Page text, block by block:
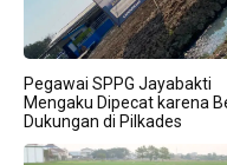
Pegawai SPPG Jayabakti
Mengaku Dipecat karena
Dukungan di Pilkades